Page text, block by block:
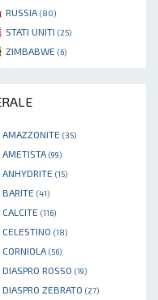
RUSSIA (80)
STATI UNITI (25)
ZIMBABWE (6)
AMAZZONITE (35)
AMETISTA (99)
ANHYDRITE (15)
BARITE (41)
CALCITE (116)
CELESTINO (18)
CORNIOLA (56)
DIASPRO ROSSO (19)
DIASPRO ZEBRATO (27)